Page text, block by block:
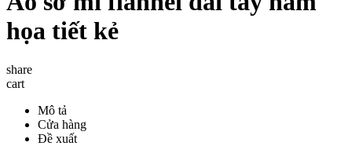
họa tiết kẻ
share
cart
Mô tả
Cửa hàng
Đề xuất